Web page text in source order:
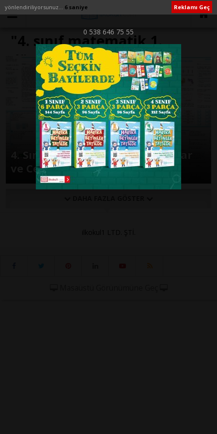
yönlendiriliyorsunuz... 6 saniye Reklamı Geç
0 538 646 75 55
"4. sınıf matematik 1.
dönem 2. yazılı 2023" ile
İlişikli yazılar
4. Sınıf 2. Dönem 2. Yazılı Sınavlar
ve Cevap Anahtarları